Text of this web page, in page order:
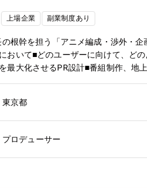
上場企業 副業制度あり
根幹を担う「アニメ編成・渉外・
おいて■どのユーザーに向けて、ど
最大化させるPR設計■番組制作、地
計、事業計画の策定の検討・実行
トの理解を深めていただきます。
。ご経歴やご意向に応じて、渉外/
ポジションの魅力】■国内外で成長
渉外・企画・制作・宣伝など、アニ
距離でデータ分析や事業計画の策定
イター、パートナー企業など多様な
東京都
プロデューサー